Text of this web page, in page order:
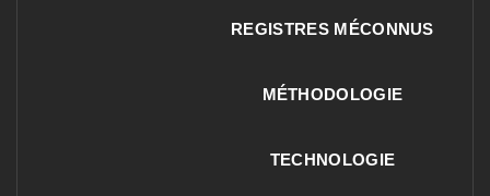
REGISTRES MÉCONNUS
MÉTHODOLOGIE
TECHNOLOGIE